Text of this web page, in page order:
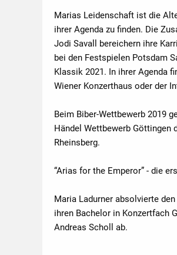
Marias Leidenschaft ist die
ihrer Agenda zu finden. Die
Jodi Savall bereichern ihre
bei den Festspielen Potsdam
Klassik 2021. In ihrer Agenda
Wiener Konzerthaus oder der
Beim Biber-Wettbewerb 2019
Händel Wettbewerb Göttingen
Rheinsberg.
“Arias for the Emperor” - die
Maria Ladurner absolvierte
ihren Bachelor in Konzertfach
Andreas Scholl ab.